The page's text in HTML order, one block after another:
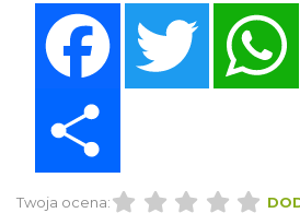
Twitter
Twoja ocena: